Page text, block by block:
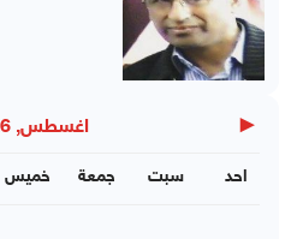
◀ اغسطس, 2026
خميس جمعة سبت احد